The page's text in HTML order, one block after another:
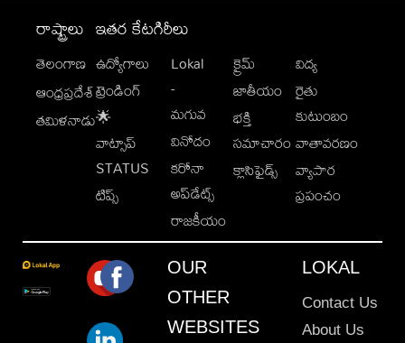
రాష్ట్రాలు
తెలంగాణ
ఆంధ్రప్రదేశ్
తమిళనాడు
ఇతర కేటగిరీలు
ఉద్యోగాలు
ట్రెండింగ్
🌟
వాట్సాప్
STATUS
టిప్స్
Lokal
-
మగువ
వినోదం
కరోనా
అప్‌డేట్స్
రాజకీయం
క్రైమ్
జాతీయం
భక్తి
సమాచారం
క్లాసిఫైడ్స్
విద్య
రైతు
కుటుంబం
వాతావరణం
వ్యాపార
ప్రపంచం
OUR
OTHER
WEBSITES
LOKAL
Contact Us
About Us